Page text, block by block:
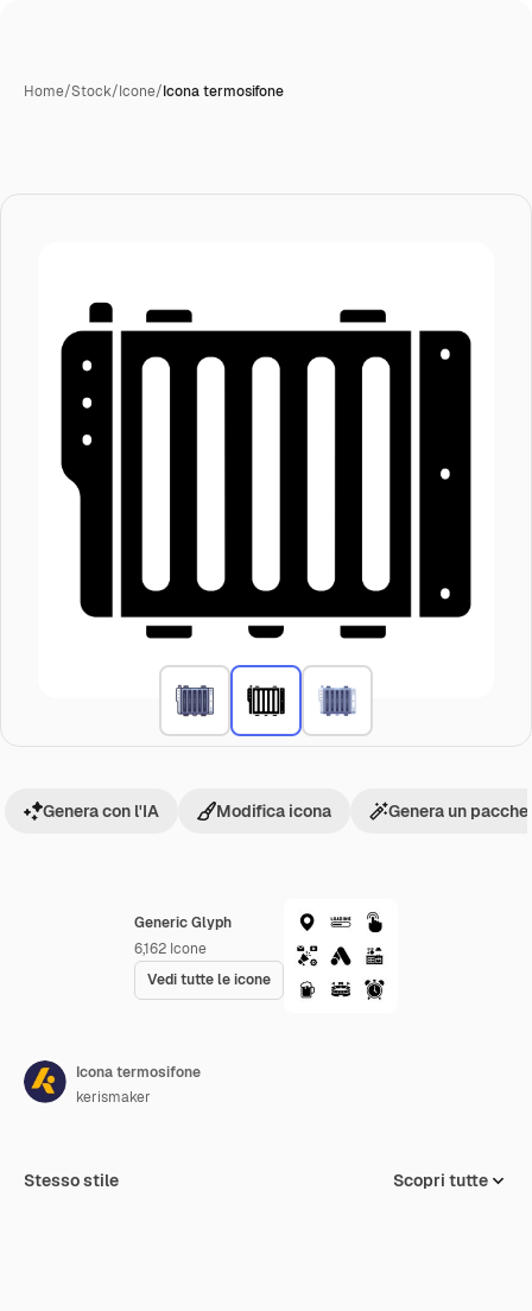
Home/Stock/Icone/Icona termosifone
Generic Glyph
6,162 Icone
Vedi tutte le icone
Genera con l'IA Modifica icona Genera un
Icona termosifone
kerismaker
Stesso stile Scopri tutte